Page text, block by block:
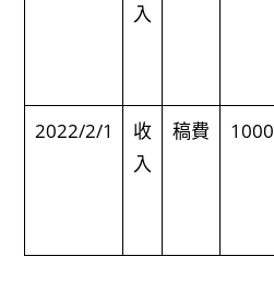
入
2022/2/1
收
入
稿費 1000